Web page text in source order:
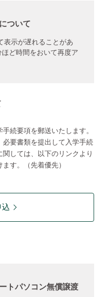
ついて
表示が遅れることがあ
ど時間をおいて再度ア
続要項を郵送いたします。
要書類を提出して入学手続
しては、以下のリンクより
す。（先着優先）
込
トパソコン無償譲渡